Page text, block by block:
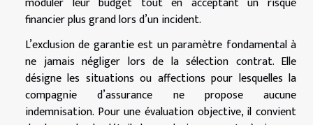
financier plus grand lors d’un incident.
L’exclusion de garantie est un paramètre fondamental à
ne jamais négliger lors de la sélection contrat. Elle
désigne les situations ou affections pour lesquelles la
compagnie d’assurance ne propose aucune
indemnisation. Pour une évaluation objective, il convient